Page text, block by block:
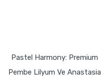
Pastel Harmony: Premium
Pembe Lilyum Ve Anastasia